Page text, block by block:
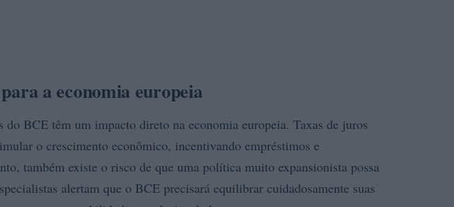
a economia europeia
do BCE têm um impacto direto na economia europeia. Taxas de juros
o crescimento econômico, incentivando empréstimos e
também existe o risco de que uma política muito expansionista possa
alertam que o BCE precisará equilibrar cuidadosamente suas